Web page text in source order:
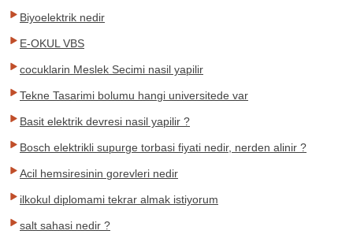
Biyoelektrik nedir
E-OKUL VBS
cocuklarin Meslek Secimi nasil yapilir
Tekne Tasarimi bolumu hangi universitede var
Basit elektrik devresi nasil yapilir ?
Bosch elektrikli supurge torbasi fiyati nedir, nerden alinir ?
Acil hemsiresinin gorevleri nedir
ilkokul diplomami tekrar almak istiyorum
salt sahasi nedir ?